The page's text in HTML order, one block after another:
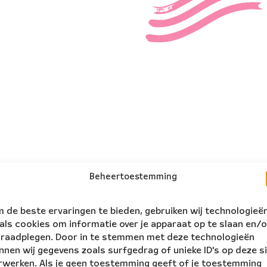
Beheertoestemming
de beste ervaringen te bieden, gebruiken wij
cookies om informatie over je apparaat op te slaan en/
Door in te stemmen met deze technologieën
wij gegevens zoals surfgedrag of unieke ID's op deze
Als je geen toestemming geeft of je toestemming